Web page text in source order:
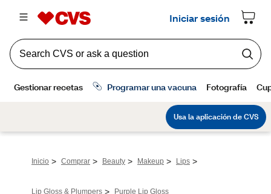
Inicio > Comprar > Beauty > Makeup > Lips >
Lip Gloss & Plumpers > Purple Lip Gloss